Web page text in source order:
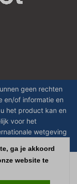
geen rechten
en/of informatie en
het product kan en
voor het
wetgeving
reserved - Theme by
ga je akkoord
website te